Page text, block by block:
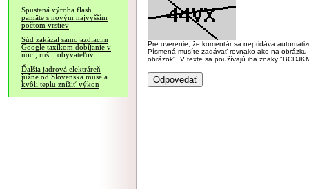
Spustená výroba flash
pamäte s novým najvyšším
počtom vrstiev
Súd zakázal samojazdiacim
Google taxíkom dobíjanie v
noci, rušili obyvateľov
Ďalšia jadrová elektráreň
južne od Slovenska musela
kvôli teplu znížiť výkon
Pre overenie, že komentár sa nepridáva
Písmená musíte zadávať rovnako ako na
obrázok". V texte sa používajú iba znaky